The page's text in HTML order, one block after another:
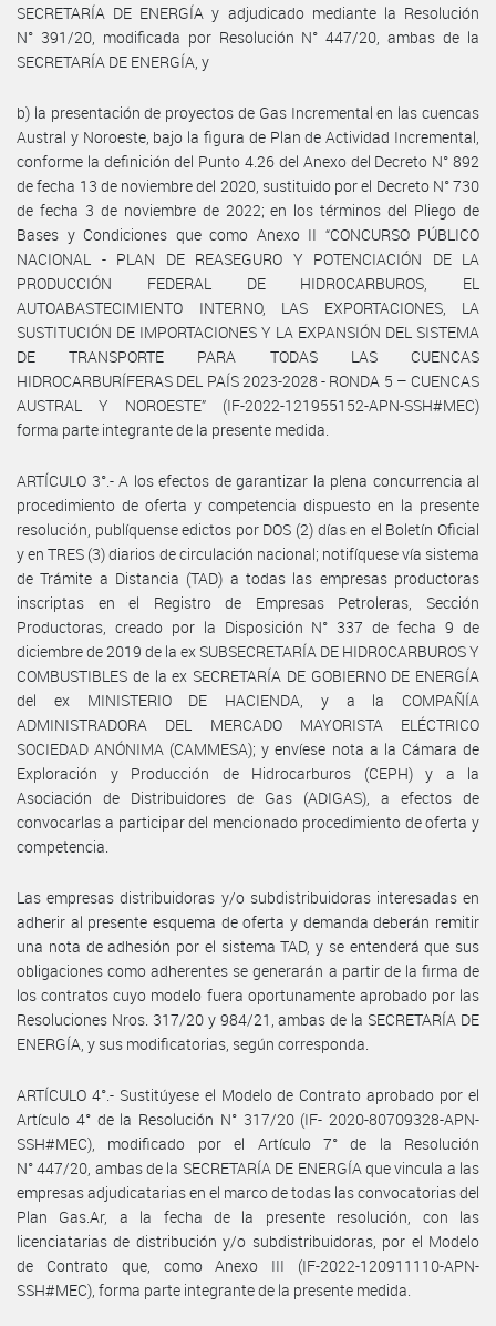
SECRETARÍA DE ENERGÍA y adjudicado mediante la Resolución
N° 391/20, modificada por Resolución N° 447/20, ambas de la
SECRETARÍA DE ENERGÍA, y
b) la presentación de proyectos de Gas Incremental en las cuencas
Austral y Noroeste, bajo la figura de Plan de Actividad Incremental,
conforme la definición del Punto 4.26 del Anexo del Decreto N° 892
de fecha 13 de noviembre del 2020, sustituido por el Decreto N° 730
de fecha 3 de noviembre de 2022; en los términos del Pliego de
Bases y Condiciones que como Anexo II “CONCURSO PÚBLICO
NACIONAL - PLAN DE REASEGURO Y POTENCIACIÓN DE LA
PRODUCCIÓN FEDERAL DE HIDROCARBUROS, EL
AUTOABASTECIMIENTO INTERNO, LAS EXPORTACIONES, LA
SUSTITUCIÓN DE IMPORTACIONES Y LA EXPANSIÓN DEL SISTEMA
DE TRANSPORTE PARA TODAS LAS CUENCAS
HIDROCARBURÍFERAS DEL PAÍS 2023-2028 - RONDA 5 – CUENCAS
AUSTRAL Y NOROESTE” (IF-2022-121955152-APN-SSH#MEC)
forma parte integrante de la presente medida.
ARTÍCULO 3°.- A los efectos de garantizar la plena concurrencia al
procedimiento de oferta y competencia dispuesto en la presente
resolución, publíquense edictos por DOS (2) días en el Boletín Oficial
y en TRES (3) diarios de circulación nacional; notifíquese vía sistema
de Trámite a Distancia (TAD) a todas las empresas productoras
inscriptas en el Registro de Empresas Petroleras, Sección
Productoras, creado por la Disposición N° 337 de fecha 9 de
diciembre de 2019 de la ex SUBSECRETARÍA DE HIDROCARBUROS Y
COMBUSTIBLES de la ex SECRETARÍA DE GOBIERNO DE ENERGÍA
del ex MINISTERIO DE HACIENDA, y a la COMPAÑÍA
ADMINISTRADORA DEL MERCADO MAYORISTA ELÉCTRICO
SOCIEDAD ANÓNIMA (CAMMESA); y envíese nota a la Cámara de
Exploración y Producción de Hidrocarburos (CEPH) y a la
Asociación de Distribuidores de Gas (ADIGAS), a efectos de
convocarlas a participar del mencionado procedimiento de oferta y
competencia.
Las empresas distribuidoras y/o subdistribuidoras interesadas en
adherir al presente esquema de oferta y demanda deberán remitir
una nota de adhesión por el sistema TAD, y se entenderá que sus
obligaciones como adherentes se generarán a partir de la firma de
los contratos cuyo modelo fuera oportunamente aprobado por las
Resoluciones Nros. 317/20 y 984/21, ambas de la SECRETARÍA DE
ENERGÍA, y sus modificatorias, según corresponda.
ARTÍCULO 4°.- Sustitúyese el Modelo de Contrato aprobado por el
Artículo 4° de la Resolución N° 317/20 (IF- 2020-80709328-APN-
SSH#MEC), modificado por el Artículo 7° de la Resolución
N° 447/20, ambas de la SECRETARÍA DE ENERGÍA que vincula a las
empresas adjudicatarias en el marco de todas las convocatorias del
Plan Gas.Ar, a la fecha de la presente resolución, con las
licenciatarias de distribución y/o subdistribuidoras, por el Modelo
de Contrato que, como Anexo III (IF-2022-120911110-APN-
SSH#MEC), forma parte integrante de la presente medida.